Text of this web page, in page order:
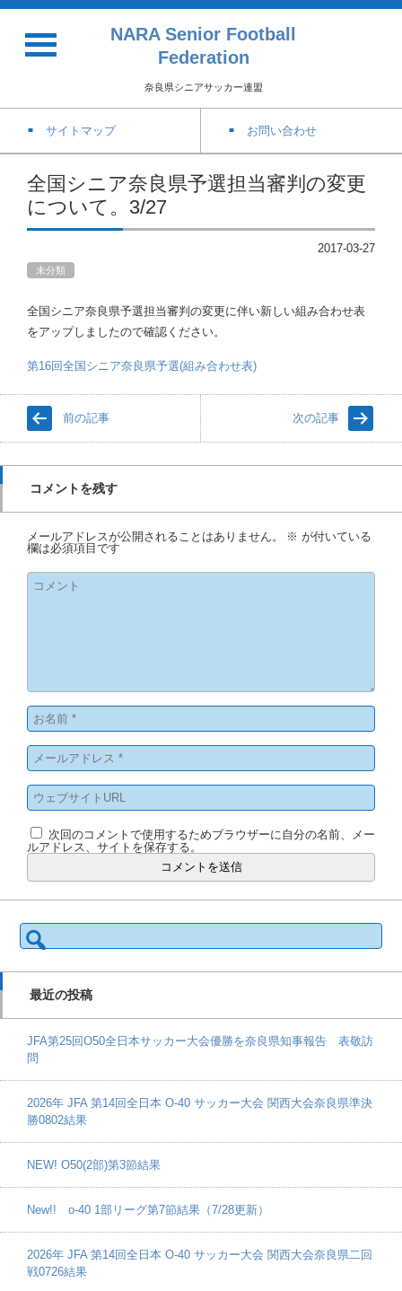
NARA Senior Football
Federation
奈良県シニアサッカー連盟
サイトマップ お問い合わせ
全国シニア奈良県予選担当審判の変更
について。3/27
2017-03-27
未分類
全国シニア奈良県予選担当審判の変更に伴い新しい組み合わせ表
をアップしましたので確認ください。
第16回全国シニア奈良県予選(組み合わせ表)
前の記事 次の記事
コメントを残す
メールアドレスが公開されることはありません。 ※ が付いている
欄は必須項目です
次回のコメントで使用するためブラウザーに自分の名前、メー
ルアドレス、サイトを保存する。
検
索:
最近の投稿
JFA第25回O50全日本サッカー大会優勝を奈良県知事報告 表敬訪
問
2026年 JFA 第14回全日本 O-40 サッカー大会 関西大会奈良県準決
勝0802結果
NEW! O50(2部)第3節結果
New!! o-40 1部リーグ第7節結果（7/28更新）
2026年 JFA 第14回全日本 O-40 サッカー大会 関西大会奈良県二回
戦0726結果